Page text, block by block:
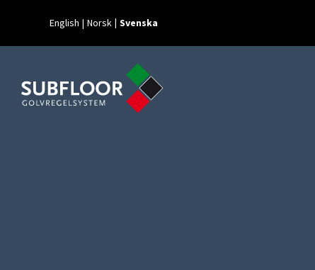
English Norsk Svenska